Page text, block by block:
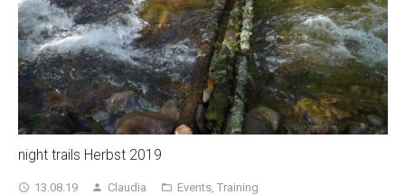
night trails Herbst 2019
access_time 13.08.19 person Claudia folder_open Events ,Training